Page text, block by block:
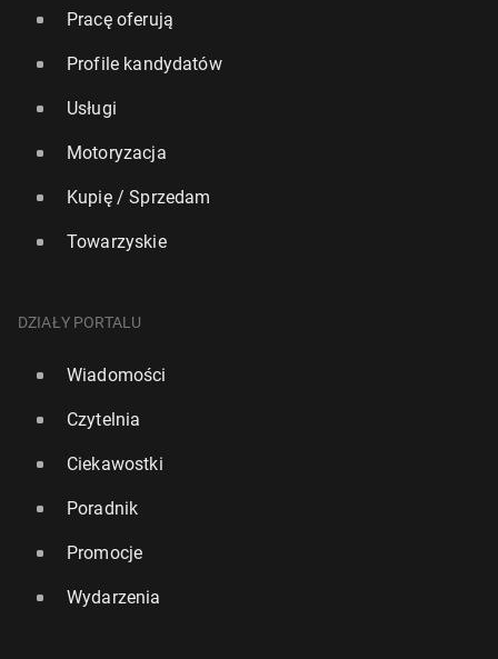
Pracę oferują
Profile kandydatów
Usługi
Motoryzacja
Kupię / Sprzedam
Towarzyskie
DZIAŁY PORTALU
Wiadomości
Czytelnia
Ciekawostki
Poradnik
Promocje
Wydarzenia